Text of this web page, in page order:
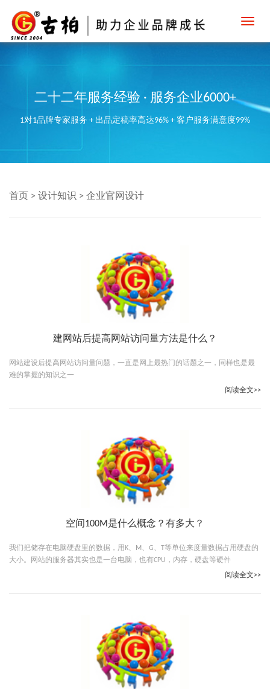
二十二年服务经验 · 服务企业6000+
1对1品牌专家服务 + 出品定稿率高达96% + 客户服务满意度99%
首页 > 设计知识 > 企业官网设计
建网站后提高网站访问量方法是什么？
网站建设后提高网站访问量问题，一直是网上最热门的话题之一，同样也是最
难的掌握的知识之一
阅读全文>>
空间100M是什么概念？有多大？
我们把储存在电脑硬盘里的数据，用K、M、G、T等单位来度量数据占用硬盘的
大小。网站的服务器其实也是一台电脑，也有CPU，内存，硬盘等硬件
阅读全文>>